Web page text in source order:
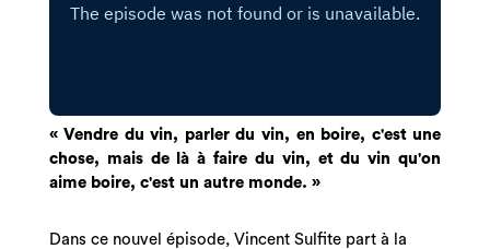
« Vendre du vin, parler du vin, en boire, c'est une
chose, mais de là à faire du vin, et du vin qu'on
aime boire, c'est un autre monde. »
Dans ce nouvel épisode, Vincent Sulfite part à la